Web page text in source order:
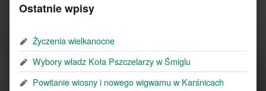
Ostatnie wpisy
Życzenia wielkanocne
Wybory władz Koła Pszczelarzy w Śmiglu
Powitanie wiosny i nowego wigwamu w Karśnicach